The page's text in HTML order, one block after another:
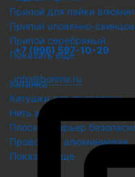
Припой для пайки
Припой оловянно-
Припой серебряный
Показать еще
Катанка
Катушки для проволоки
Нить акл, аскл в бухтах
Плоский барьер
Проволока алюминиевая
Показать еще
Адрес
г. Екатеринбург, ул.
Телефон
+7 (996) 597-10-29
info@borimir.ru